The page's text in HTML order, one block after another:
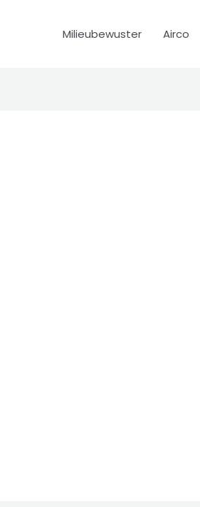
Milieubewuster Airco